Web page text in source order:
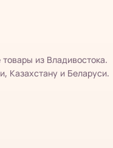
товары из Владивостока.
Казахстану и Беларуси.